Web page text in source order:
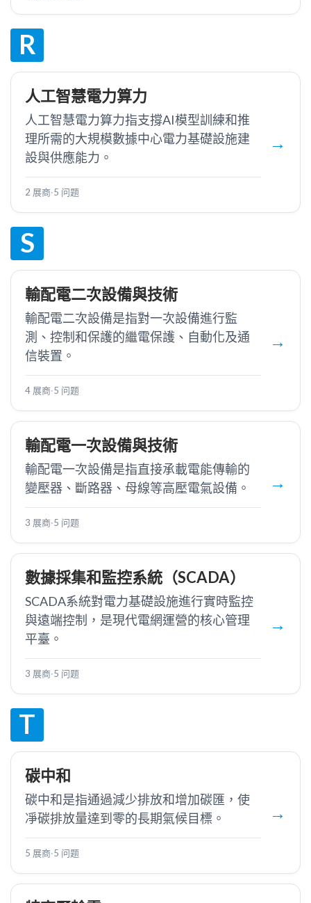
R
人工智慧電力算力
人工智慧電力算力指支撐AI模型訓練和推
理所需的大規模數據中心電力基礎設施建
設與供應能力。
2 展商·5 问题
S
輸配電二次設備與技術
輸配電二次設備是指對一次設備進行監
測、控制和保護的繼電保護、自動化及通
信裝置。
4 展商·5 问题
輸配電一次設備與技術
輸配電一次設備是指直接承載電能傳輸的
變壓器、斷路器、母線等高壓電氣設備。
3 展商·5 问题
數據採集和監控系統（SCADA）
SCADA系統對電力基礎設施進行實時監控
與遠端控制，是現代電網運營的核心管理
平臺。
3 展商·5 问题
T
碳中和
碳中和是指通過減少排放和增加碳匯，使
凈碳排放量達到零的長期氣候目標。
5 展商·5 问题